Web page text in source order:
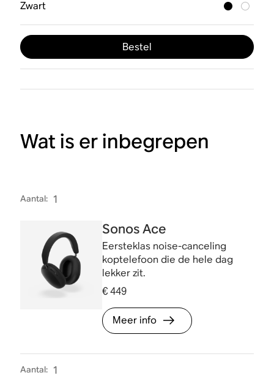
Zwart
Bestel
Wat is er inbegrepen
Aantal: 1
Sonos Ace
Eersteklas noise-canceling
koptelefoon die de hele dag
lekker zit.
€ 449
Meer info
Aantal: 1